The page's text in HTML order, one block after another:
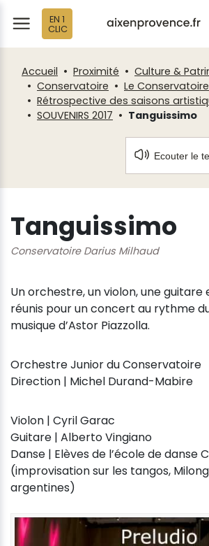
EN 1
CLIC
Accueil Proximité
Culture &
Conservatoire
Le
Rétrospective des saisons
SOUVENIRS 2017
Tanguissimo
Ecouter le
Tanguissimo
Conservatoire Darius Milhaud
Un orchestre, un violon, une guitare
réunis pour un concert au rythme
musique d’Astor Piazzolla.
Orchestre Junior du Conservatoire
Direction | Michel Durand-Mabire
Violon | Cyril Garac
Guitare | Alberto Vingiano
Danse | Elèves de l’école de danse
(improvisation sur les tangos,
argentines)
Fenêtre
de
chat
Panneau de gestion des cookies